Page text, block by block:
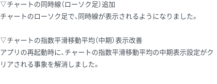
▽チャートの同時線（ローソク足）追加
チャートのローソク足で、同時線が表示されるようになりました。
▽チャートの指数平滑移動平均（中期）表示改善
アプリの再起動時に、チャートの指数平滑移動平均の中期表示設定がク
リアされる事象を解消しました。